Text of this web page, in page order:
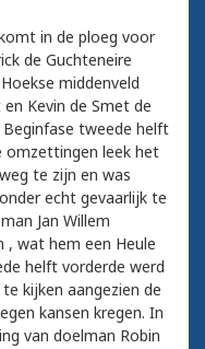
in de ploeg voor
de Guchteneire
middenveld
Kevin de Smet de
tweede helft
omzettingen leek het
te zijn en was
echt gevaarlijk te
Jan Willem
, wat hem een Heule
helft vorderde werd
kijken aangezien de
kansen kregen. In
van doelman Robin